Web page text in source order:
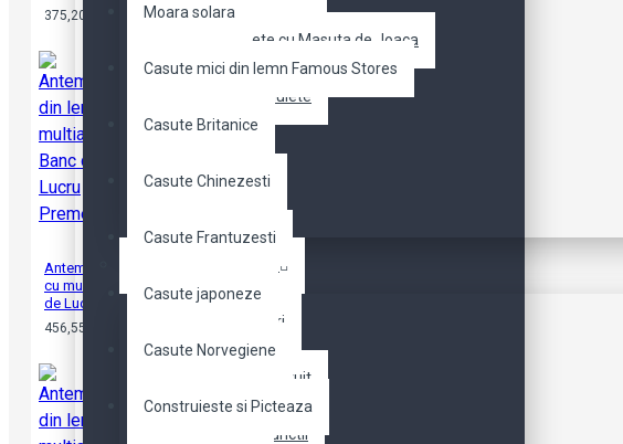
Set Trenulete cu Masuta de Joaca
Accesori Trenulete
Cuburi & Jocuri
Cuburi de construit
Cuburi multifunctii
Moara solara
Casute mici din lemn Famous Stores
Casute Britanice
Casute Chinezesti
Casute Frantuzesti
Casute japoneze
Casute Norvegiene
Construieste si Picteaza
375,20 RON
Antemergator din lemn
cu multiactivitati Banc
de Lucru Premergator
456,55 RON